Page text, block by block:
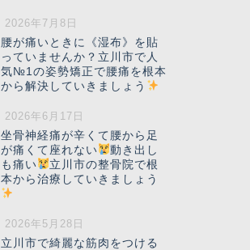
2026年7月8日
腰が痛いときに《湿布》を貼
っていませんか？立川市で人
気№1の姿勢矯正で腰痛を根本
から解決していきましょう
2026年6月17日
坐骨神経痛が辛くて腰から足
が痛くて座れない
動き出し
も痛い
立川市の整骨院で根
本から治療していきましょう
2026年5月28日
立川市で綺麗な筋肉をつける